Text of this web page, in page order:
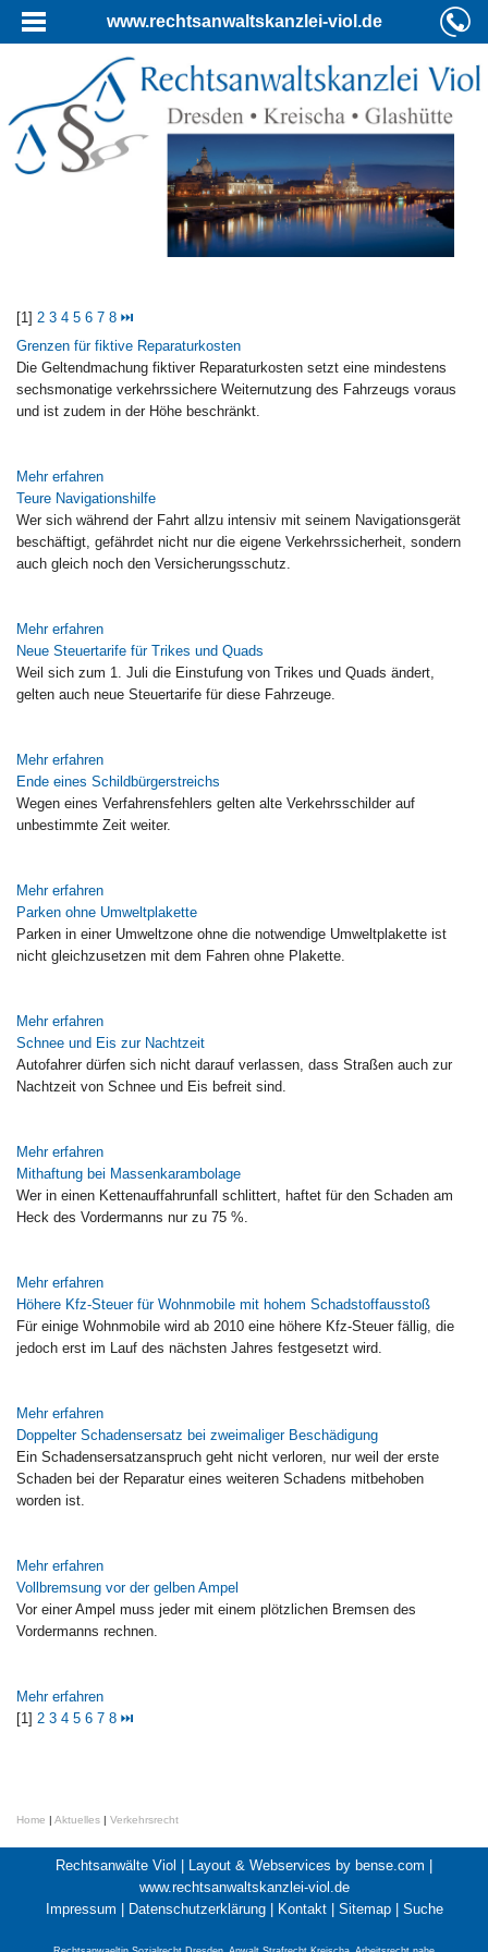
www.rechtsanwaltskanzlei-viol.de
[1] 2 3 4 5 6 7 8 ⏭
Grenzen für fiktive Reparaturkosten
Die Geltendmachung fiktiver Reparaturkosten setzt eine mindestens
sechsmonatige verkehrssichere Weiternutzung des Fahrzeugs voraus
und ist zudem in der Höhe beschränkt.
Mehr erfahren
Teure Navigationshilfe
Wer sich während der Fahrt allzu intensiv mit seinem Navigationsgerät
beschäftigt, gefährdet nicht nur die eigene Verkehrssicherheit, sondern
auch gleich noch den Versicherungsschutz.
Mehr erfahren
Neue Steuertarife für Trikes und Quads
Weil sich zum 1. Juli die Einstufung von Trikes und Quads ändert,
gelten auch neue Steuertarife für diese Fahrzeuge.
Mehr erfahren
Ende eines Schildbürgerstreichs
Wegen eines Verfahrensfehlers gelten alte Verkehrsschilder auf
unbestimmte Zeit weiter.
Mehr erfahren
Parken ohne Umweltplakette
Parken in einer Umweltzone ohne die notwendige Umweltplakette ist
nicht gleichzusetzen mit dem Fahren ohne Plakette.
Mehr erfahren
Schnee und Eis zur Nachtzeit
Autofahrer dürfen sich nicht darauf verlassen, dass Straßen auch zur
Nachtzeit von Schnee und Eis befreit sind.
Mehr erfahren
Mithaftung bei Massenkarambolage
Wer in einen Kettenauffahrunfall schlittert, haftet für den Schaden am
Heck des Vordermanns nur zu 75 %.
Mehr erfahren
Höhere Kfz-Steuer für Wohnmobile mit hohem Schadstoffausstoß
Für einige Wohnmobile wird ab 2010 eine höhere Kfz-Steuer fällig, die
jedoch erst im Lauf des nächsten Jahres festgesetzt wird.
Mehr erfahren
Doppelter Schadensersatz bei zweimaliger Beschädigung
Ein Schadensersatzanspruch geht nicht verloren, nur weil der erste
Schaden bei der Reparatur eines weiteren Schadens mitbehoben
worden ist.
Mehr erfahren
Vollbremsung vor der gelben Ampel
Vor einer Ampel muss jeder mit einem plötzlichen Bremsen des
Vordermanns rechnen.
Mehr erfahren
[1] 2 3 4 5 6 7 8 ⏭
Home | Aktuelles | Verkehrsrecht
Rechtsanwälte Viol | Layout & Webservices by bense.com |
www.rechtsanwaltskanzlei-viol.de
Impressum | Datenschutzerklärung| Kontakt| Sitemap| Suche